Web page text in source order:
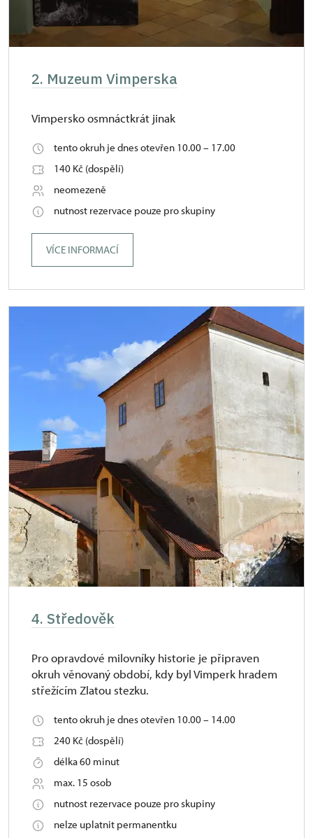
2. Muzeum Vimperska
Vimpersko osmnáctkrát jinak
tento okruh je dnes otevřen 10.00 – 17.00
140 Kč (dospělí)
neomezeně
nutnost rezervace pouze pro skupiny
VÍCE INFORMACÍ
4. Středověk
Pro opravdové milovníky historie je připraven
okruh věnovaný období, kdy byl Vimperk hradem
střežícím Zlatou stezku.
tento okruh je dnes otevřen 10.00 – 14.00
240 Kč (dospělí)
délka 60 minut
max. 15 osob
nutnost rezervace pouze pro skupiny
nelze uplatnit permanentku